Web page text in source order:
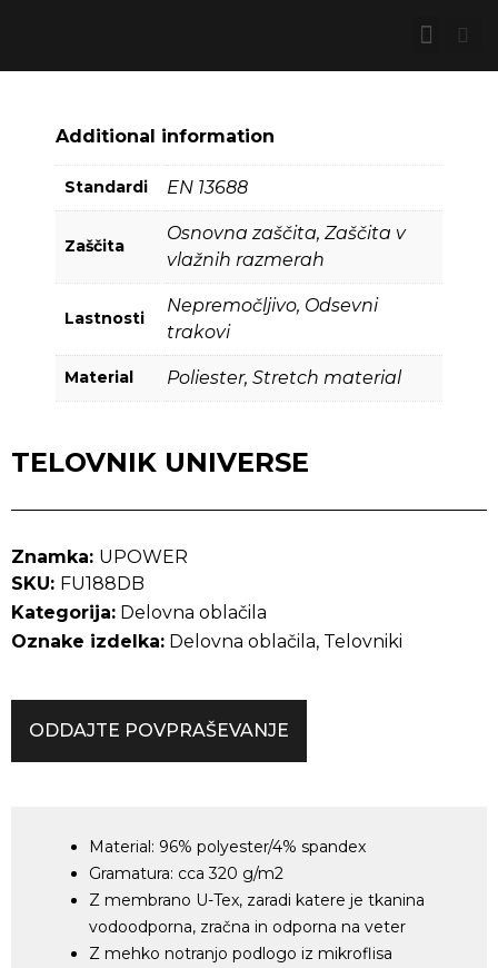
Additional information
Standardi EN 13688
Zaščita
Osnovna zaščita, Zaščita v
vlažnih razmerah
Lastnosti
Nepremočljivo, Odsevni
trakovi
Material Poliester, Stretch material
TELOVNIK UNIVERSE
Znamka: UPOWER
SKU: FU188DB
Kategorija: Delovna oblačila
Oznake izdelka: Delovna oblačila, Telovniki
ODDAJTE POVPRAŠEVANJE
Material: 96% polyester/4% spandex
Gramatura: cca 320 g/m2
Z membrano U-Tex, zaradi katere je tkanina
vodoodporna, zračna in odporna na veter
Z mehko notranjo podlogo iz mikroflisa